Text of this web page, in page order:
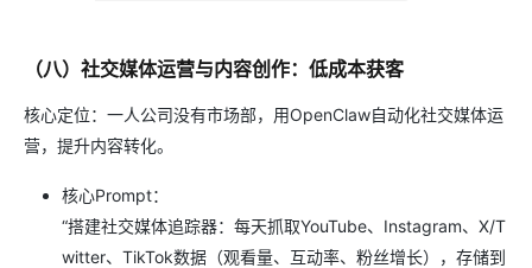
（八）社交媒体运营与内容创作：低成本获客
核心定位：一人公司没有市场部，用OpenClaw自动化社交媒体运
营，提升内容转化。
核心Prompt：
“搭建社交媒体追踪器：每天抓取YouTube、Instagram、X/T
witter、TikTok数据（观看量、互动率、粉丝增长），存储到